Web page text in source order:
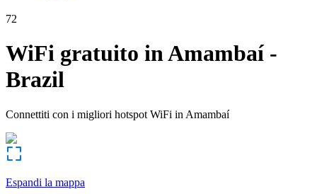
72
WiFi gratuito inAmambaí-
Brazil
Connettiti con i migliori hotspot WiFi in Amambaí
Espandi la mappa